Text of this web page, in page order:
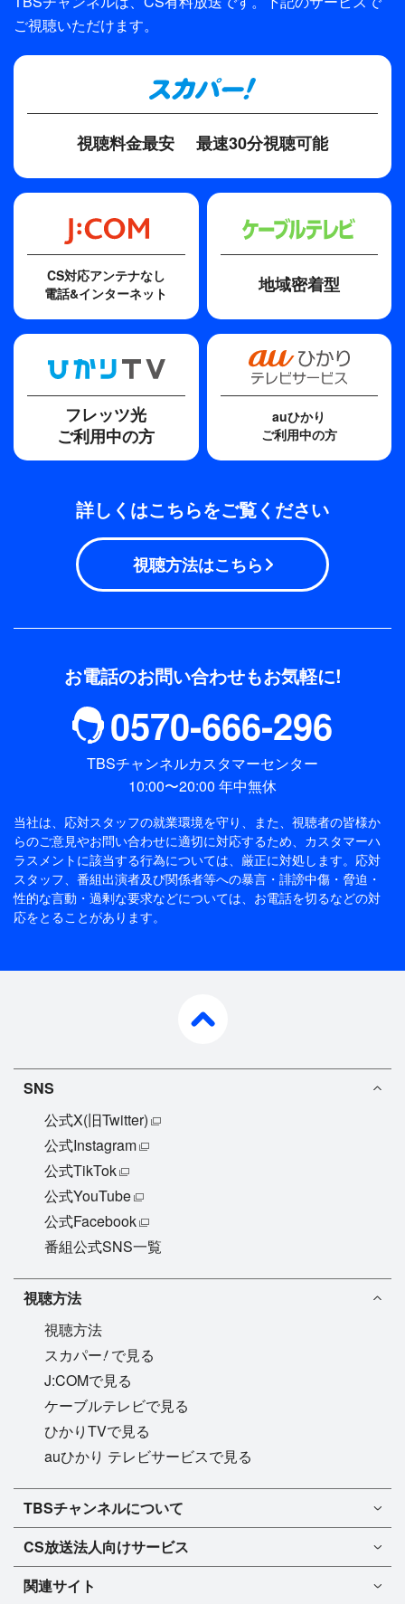
制作
TBS
プロデューサー
ディレクター・監督
吉田秋生
脚本
主題歌
Oneway Generation
歌手
本田美奈子
ご視聴いただけます。
視聴料金最安 最速30分視聴可能
CS対応アンテナなし
電話&インターネット
地域密着型
フレッツ光
ご利用中の方
auひかり
ご利用中の方
詳しくはこちらをご覧ください
視聴方法はこちら
お電話のお問い合わせもお気軽に!
0570-666-296
TBSチャンネルカスタマーセンター
10:00〜20:00 年中無休
当社は、応対スタッフの就業環境を守り、また、視聴者の皆様か
らのご意見やお問い合わせに適切に対応するため、 カスタマーハ
ラスメントに該当する行為については、厳正に対処します。応対
スタッフ、番組出演者及び関係者等への暴言・誹謗中傷・脅迫・
性的な言動・過剰な要求などについては、お電話を切るなどの対
応をとることがあります。
SNS
公式X(旧Twitter)
公式Instagram
公式TikTok
公式YouTube
公式Facebook
番組公式SNS一覧
視聴方法
視聴方法
スカパー!で見る
J:COMで見る
ケーブルテレビで見る
ひかりTVで見る
auひかり テレビサービスで見る
TBSチャンネル1
TBSチャンネル2
マンスリーガイド［PDF］
TBSチャンネルについて
TBSチャンネルについて
FAQ・よくあるご質問
インフォメーション
CS放送法人向けサービス
法人向けサービスについて
TBSチャンネル1
ドラマ
関連サイト